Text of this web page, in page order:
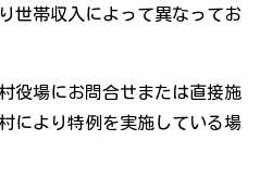
世帯収入によって異なってお
役場にお問合せまたは直接施
により特例を実施している場